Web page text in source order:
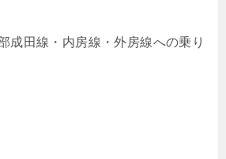
成田線・内房線・外房線への乗り